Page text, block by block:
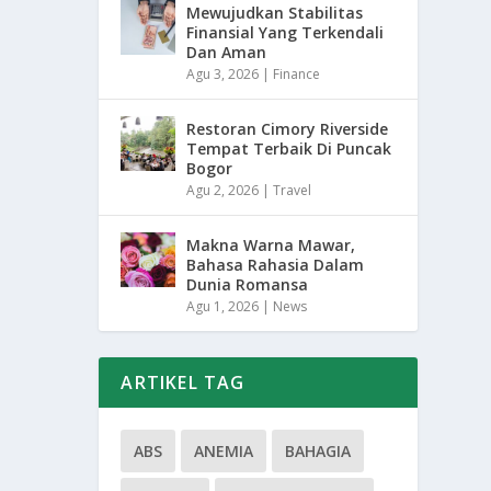
Mewujudkan Stabilitas
Finansial Yang Terkendali
Dan Aman
Agu 3, 2026 | Finance
Restoran Cimory Riverside
Tempat Terbaik Di Puncak
Bogor
Agu 2, 2026 |Travel
Makna Warna Mawar,
Bahasa Rahasia Dalam
Dunia Romansa
Agu 1, 2026 | News
ARTIKEL TAG
ABS ANEMIA BAHAGIA